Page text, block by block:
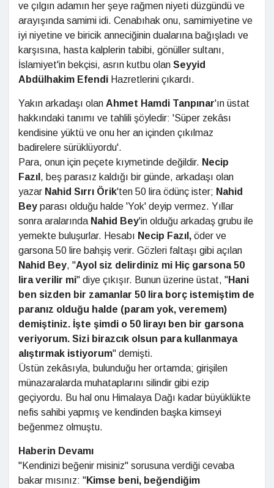
ve çılgın adamın her şeye rağmen niyeti düzgündü ve
arayışında samimi idi. Cenabıhak onu, samimiyetine ve
iyi niyetine ve biricik anneciğinin dualarına bağışladı ve
karşısına, hasta kalplerin tabibi, gönüller sultanı,
İslamiyet'in bekçisi, asrın kutbu olan Seyyid
Abdülhakim Efendi Hazretlerini çıkardı.
Yakın arkadaşı olan Ahmet Hamdi Tanpınar'ın üstat
hakkındaki tanımı ve tahlili şöyledir: 'Süper zekâsı
kendisine yüktü ve onu her an içinden çıkılmaz
badirelere sürüklüyordu'.
Para, onun için peçete kıymetinde değildir. Necip
Fazıl , beş parasız kaldığı bir günde, arkadaşı olan
yazar Nahid Sırrı Örik'ten 50 lira ödünç ister; Nahid
Bey parası olduğu halde 'Yok' deyip vermez. Yıllar
sonra aralarında Nahid Bey'in olduğu arkadaş grubu ile
yemekte buluşurlar. Hesabı Necip Fazıl, öder ve
garsona 50 lire bahşiş verir. Gözleri faltaşı gibi açılan
Nahid Bey, "Ayol siz delirdiniz mi Hiç garsona 50
lira verilir mi" diye çıkışır. Bunun üzerine üstat, "Hani
ben sizden bir zamanlar 50 lira borç istemiştim de
paranız olduğu halde (param yok, veremem)
demiştiniz. İşte şimdi o 50 lirayı ben bir garsona
veriyorum. Sizi birazcık olsun para kullanmaya
alıştırmak istiyorum" demişti.
Üstün zekâsıyla, bulunduğu her ortamda; girişilen
münazaralarda muhataplarını silindir gibi ezip
geçiyordu. Bu hal onu Himalaya Dağı kadar büyüklükte
nefis sahibi yapmış ve kendinden başka kimseyi
beğenmez olmuştu.
Haberin Devamı
"Kendinizi beğenir misiniz" sorusuna verdiği cevaba
bakar mısınız: "Kimse beni, beğendiğim